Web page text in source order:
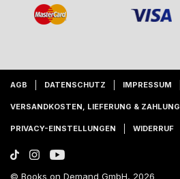
AGB DATENSCHUTZ IMPRESSUM
VERSANDKOSTEN, LIEFERUNG & ZAHLUNG
PRIVACY-EINSTELLUNGEN WIDERRUF
© Books on Demand GmbH, 2026